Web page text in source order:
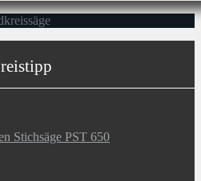
Stichsäge PST 650